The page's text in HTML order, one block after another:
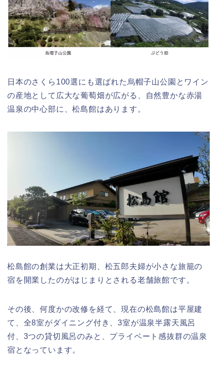
日本のさくら100選にも選ばれた烏帽子山公園とワイン
の産地として広大な葡萄畑が広がる、自然豊かな赤湯
温泉の中心部に、松島館はあります。
松島館の創業は大正初期、松五郎夫婦が小さな旅籠の
宿を開業したのがはじまりとされる老舗旅館です。
その後、何度かの改修を経て、現在の松島館は平屋建
て、全8室がダイニング付き、3室が温泉半露天風呂
付、3つの貸切風呂のみと、プライベート感抜群の温泉
宿となっています。